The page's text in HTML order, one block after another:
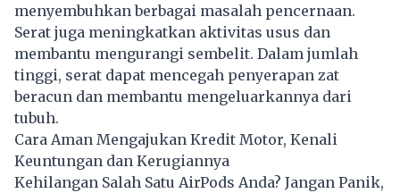
menyembuhkan berbagai masalah pencernaan.
Serat juga meningkatkan aktivitas usus dan
membantu mengurangi sembelit. Dalam jumlah
tinggi, serat dapat mencegah penyerapan zat
beracun dan membantu mengeluarkannya dari
tubuh.
Cara Aman Mengajukan Kredit Motor, Kenali
Keuntungan dan Kerugiannya
Kehilangan Salah Satu AirPods Anda? Jangan Panik,